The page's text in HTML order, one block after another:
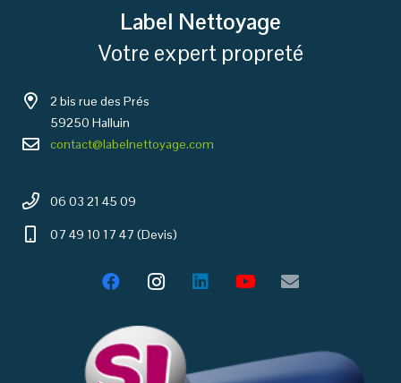
Label Nettoyage
Votre expert propreté
2 bis rue des Prés
59250 Halluin
contact@labelnettoyage.com
06 03 21 45 09
07 49 10 17 47 (Devis)